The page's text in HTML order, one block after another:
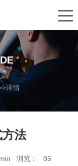
详情
法
浏览： 85